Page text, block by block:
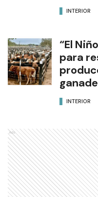
INTERIOR
“El
para
INTERIOR
Ads